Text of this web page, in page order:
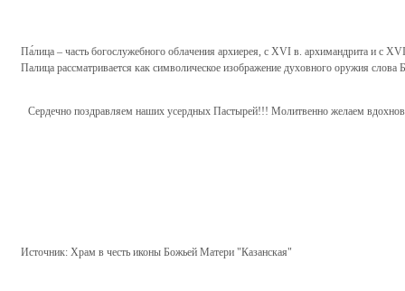
Па́лица – часть богослужебного облачения архиерея, с XVI в. архимандрита и с
Палица рассматривается как символическое изображение духовного оружия слова
Сердечно поздравляем наших усердных Пастырей!!! Молитвенно желаем
Источник: Храм в честь иконы Божьей Матери "Казанская"